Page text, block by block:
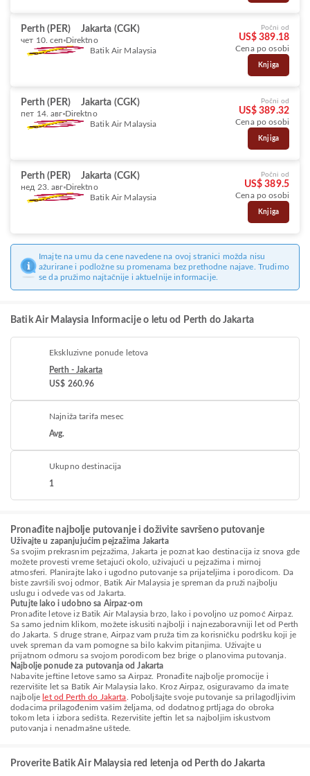
Perth (PER) Jakarta (CGK)
чет 10. сеп Direktno
Batik Air Malaysia
Počni od
US$ 389.18
Cena po osobi
Knjiga
Perth (PER) Jakarta (CGK)
пет 14. авг Direktno
Batik Air Malaysia
Počni od
US$ 389.32
Cena po osobi
Knjiga
Perth (PER) Jakarta (CGK)
нед 23. авг Direktno
Batik Air Malaysia
Počni od
US$ 389.5
Cena po osobi
Knjiga
Imajte na umu da cene navedene na ovoj stranici možda nisu
ažurirane i podložne su promenama bez prethodne najave. Trudimo
se da pružimo najtačnije i aktuelnije informacije.
Batik Air Malaysia Informacije o letu od Perth do Jakarta
Ekskluzivne ponude letova
Perth - Jakarta
US$ 260.96
Najniža tarifa mesec
Avg.
Ukupno destinacija
1
Pronađite najbolje putovanje i doživite savršeno putovanje
Uživajte u zapanjujućim pejzažima Jakarta
Sa svojim prekrasnim pejzažima, Jakarta je poznat kao destinacija iz snova gde
možete provesti vreme šetajući okolo, uživajući u pejzažima i mirnoj
atmosferi. Planirajte lako i ugodno putovanje sa prijateljima i porodicom. Da
biste završili svoj odmor, Batik Air Malaysia je spreman da pruži najbolju
uslugu i odvede vas od Jakarta.
Putujte lako i udobno sa Airpaz-om
Pronađite letove iz Batik Air Malaysia brzo, lako i povoljno uz pomoć Airpaz.
Sa samo jednim klikom, možete iskusiti najbolji i najnezaboravniji let od Perth
do Jakarta. S druge strane, Airpaz vam pruža tim za korisničku podršku koji je
uvek spreman da vam pomogne sa bilo kakvim pitanjima. Uživajte u
prijatnom odmoru sa svojom porodicom bez brige o planovima putovanja.
Najbolje ponude za putovanja od Jakarta
Nabavite jeftine letove samo sa Airpaz. Pronađite najbolje promocije i
rezervišite let sa Batik Air Malaysia lako. Kroz Airpaz, osiguravamo da imate
najbolje let od Perth do Jakarta . Poboljšajte svoje putovanje sa prilagodljivim
dodacima prilagođenim vašim željama, od dodatnog prtljaga do obroka
tokom leta i izbora sedišta. Rezervišite jeftin let sa najboljim iskustvom
putovanja i nenadmašne uštede.
Proverite Batik Air Malaysia red letenja od Perth do Jakarta